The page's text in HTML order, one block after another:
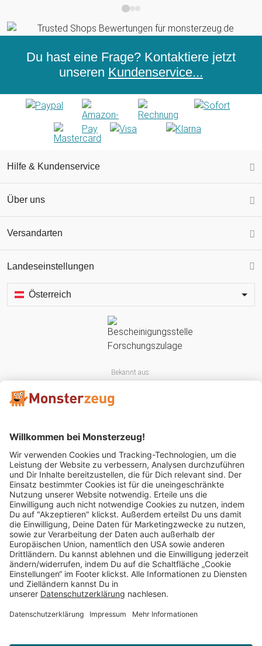
Du hast eine Frage? Kontaktiere jetzt
unseren Kundenservice...
Hilfe & Kundenservice
Über uns
Versandarten
Landeseinstellungen
Österreich
Bekannt aus:
Mitglied im:
Impressum AGB Widerrufsbelehrung